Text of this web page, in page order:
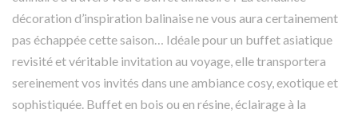
décoration d’inspiration balinaise ne vous aura certainement
pas échappée cette saison… Idéale pour un buffet asiatique
revisité et véritable invitation au voyage, elle transportera
sereinement vos invités dans une ambiance cosy, exotique et
sophistiquée. Buffet en bois ou en résine, éclairage à la